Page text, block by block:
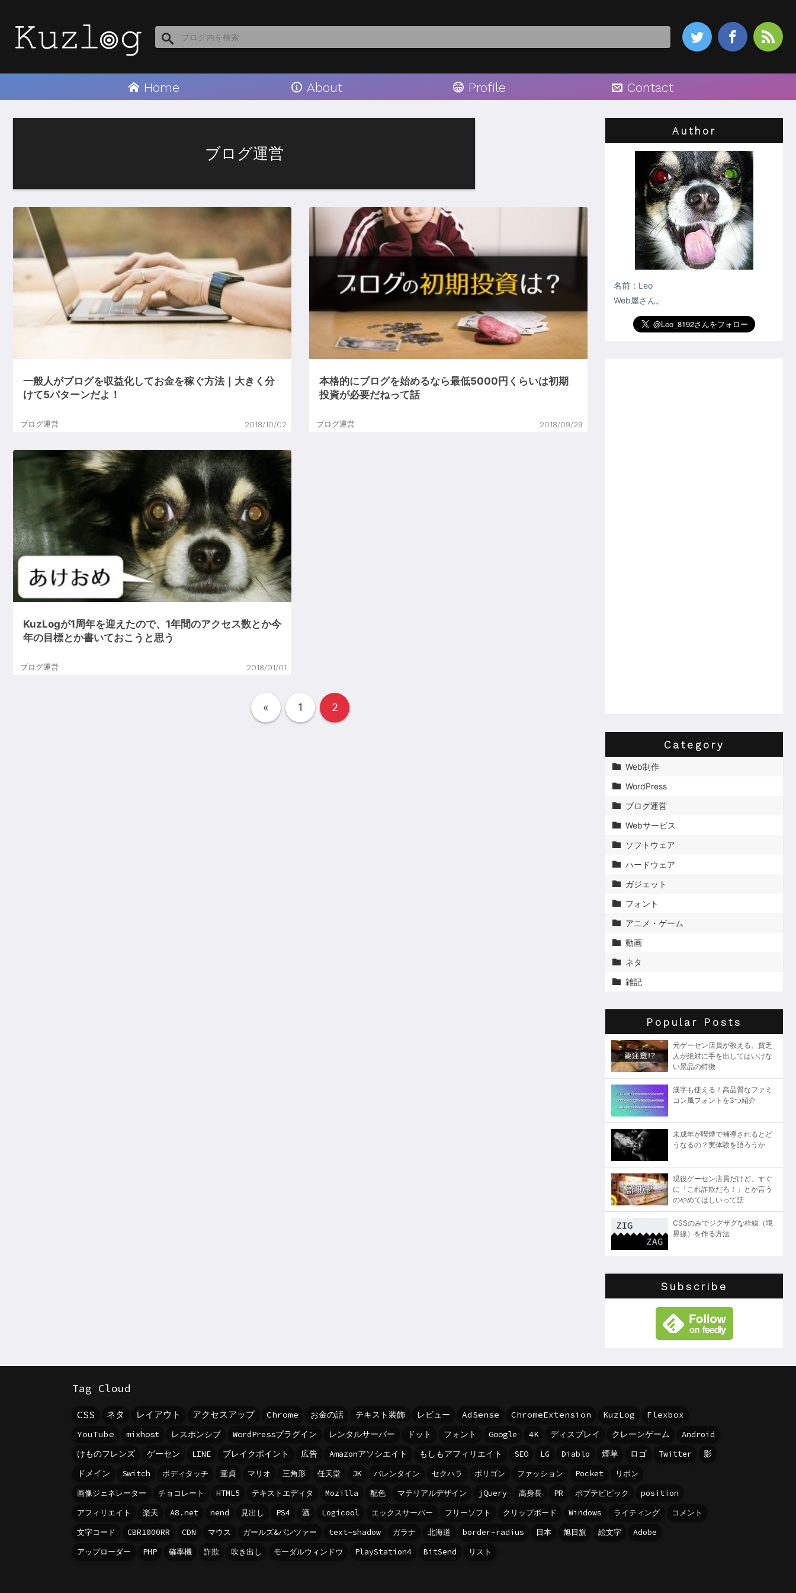
  
Home About Profile Contact
ブログ運営
一般人がブログを収益化してお金を稼ぐ方法｜大きく分
けて5パターンだよ！
ブログ運営 2018/10/02
本格的にブログを始めるなら最低5000円くらいは初期
投資が必要だねって話
ブログ運営 2018/09/29
KuzLogが1周年を迎えたので、1年間のアクセス数とか今
年の目標とか書いておこうと思う
ブログ運営 2018/01/01
« 1 2
Author
名前：Leo
Web屋さん。
Category
 Web制作
 WordPress
 ブログ運営
 Webサービス
 ソフトウェア
 ハードウェア
 ガジェット
 フォント
 アニメ・ゲーム
 動画
 ネタ
 雑記
Popular Posts
元ゲーセン店員が教える、貧乏
人が絶対に手を出してはいけな
い景品の特徴
漢字も使える！高品質なファミ
コン風フォントを3つ紹介
未成年が喫煙で補導されるとど
うなるの？実体験を語ろうか
現役ゲーセン店員だけど、すぐ
に「これ詐欺だろ！」とか言う
のやめてほしいって話
CSSのみでジグザグな枠線（境
界線）を作る方法
Subscribe
Tag Cloud
CSS ネタ レイアウト アクセスアップ Chrome お金の話 テキスト装飾 レビュー AdSense ChromeExtension KuzLog
Flexbox
YouTube
mixhost レスポンシブ WordPressプラグイン レンタルサーバー ドット フォント Google 4K ディスプレイ クレーンゲーム
Android
けものフレンズ
ゲーセン LINE ブレイクポイント 広告 Amazonアソシエイト もしもアフィリエイト SEO LG Diablo 煙草 ロゴ Twitter
影
ドメイン
Switch ボディタッチ 童貞 マリオ 三角形 任天堂 JK バレンタイン セクハラ ポリゴン ファッション Pocket
リボン
画像ジェネレーター
チョコレート HTML5 テキストエディタ Mozilla 配色 マテリアルデザイン jQuery 高身長 PR ポプテピピック
position
アフィリエイト
楽天 A8.net nend 見出し PS4 酒 Logicool エックスサーバー フリーソフト クリップボード Windows ライティング
コメント
文字コード
CBR1000RR CDN マウス ガールズ&パンツァー text-shadow ガラナ 北海道 border-radius 日本 旭日旗 絵文字
Adobe
アップローダー
PHP 確率機 詐欺 吹き出し モーダルウィンドウ PlayStation4 BitSend リスト